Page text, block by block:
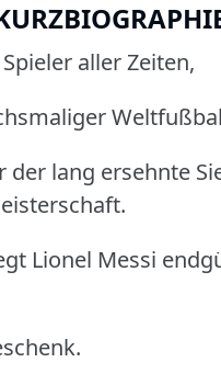
aller Zeiten,
der lang ersehnte
Lionel Messi